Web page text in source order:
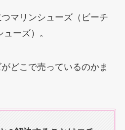
マリンシューズ（ビーチ
ーズ）。
どこで売っているのかま